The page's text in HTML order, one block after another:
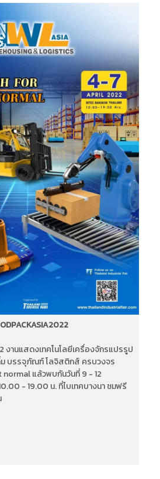
งานแสดงเทคโนโลยีเครื่องจักรแปรรูป
ม บรรจุภัณฑ์ โลจิสติกส์ ครบวงจร
แล้วพบกันวันที่ 9 - 12
- 19.00 น. ที่ไบเทคบางนา ชมฟรี